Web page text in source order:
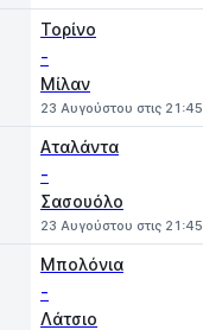
Τορίνο
-
Μίλαν
23 Αυγούστου στις 21:45
Αταλάντα
-
Σασουόλο
23 Αυγούστου στις 21:45
Μπολόνια
-
Λάτσιο